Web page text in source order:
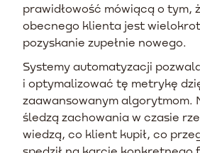
prawidłowość mówiącą o tym,
obecnego klienta jest
pozyskanie zupełnie nowego.
Systemy automatyzacji
i optymalizować tę metrykę
zaawansowanym algorytmom.
śledzą zachowania w czasie
wiedzą, co klient kupił, co
spędził na karcie konkretnego